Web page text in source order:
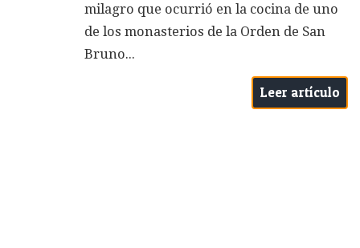
milagro que ocurrió en la cocina de uno
de los monasterios de la Orden de San
Bruno...
Leer artículo